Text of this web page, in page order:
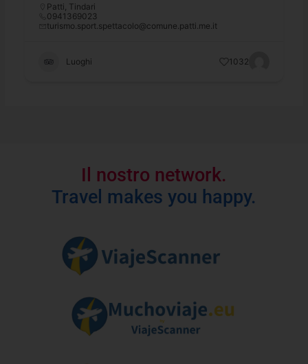
Patti Tindari
0941369023
turismo.sport.spettacolo@comune.patti.me.it
Luoghi 1032
Il nostro network.
Travel makes you happy.